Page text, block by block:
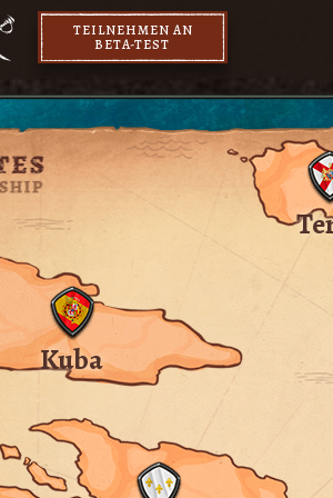
TEILNEHMEN AN
BETA-TEST
Kuba